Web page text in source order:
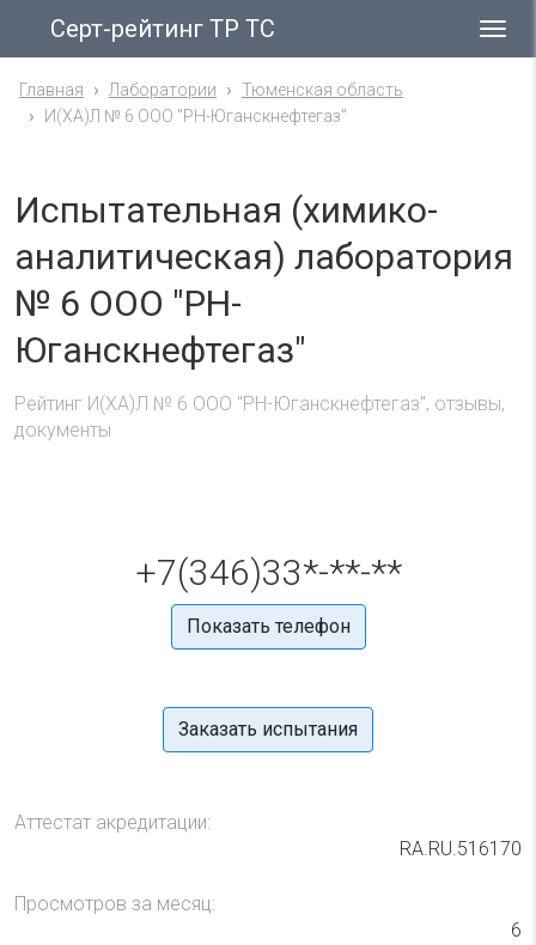
Серт-рейтинг ТР ТС
Главная Лаборатории
Тюменская область
И(ХА)Л № 6 ООО "РН-Юганскнефтегаз"
Испытательная (химико-
аналитическая) лаборатория
№ 6 ООО "РН-
Юганскнефтегаз"
Рейтинг И(ХА)Л № 6 ООО "РН-Юганскнефтегаз", отзывы,
документы
+7(346)33*-**-**
Показать телефон
Заказать испытания
Аттестат акредитации:
RA.RU.516170
Просмотров за месяц:
6